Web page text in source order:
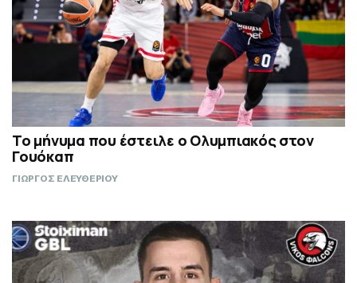
Το μήνυμα που έστειλε ο Ολυμπιακός στον
Γουόκαπ
ΓΙΩΡΓΟΣ ΕΛΕΥΘΕΡΙΟΥ